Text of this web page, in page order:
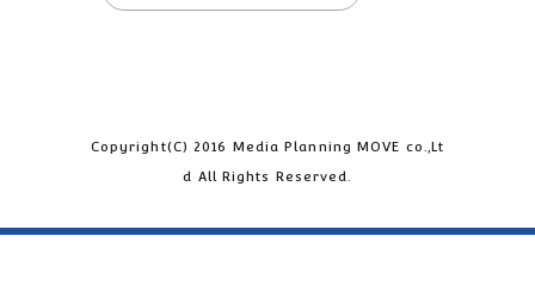
Copyright(C) 2016 Media Planning MOVE co.,Lt
d All Rights Reserved.